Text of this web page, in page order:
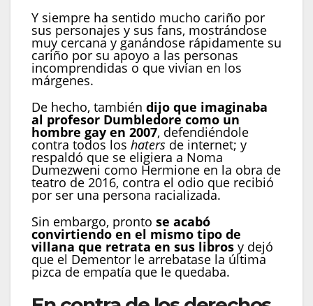
Y siempre ha sentido mucho cariño por
sus personajes y sus fans, mostrándose
muy cercana y ganándose rápidamente su
cariño por su apoyo a las personas
incomprendidas o que vivían en los
márgenes.
De hecho, también dijo que imaginaba
al profesor Dumbledore como un
hombre gay en 2007, defendiéndole
contra todos los haters de internet; y
respaldó que se eligiera a Noma
Dumezweni como Hermione en la obra de
teatro de 2016, contra el odio que recibió
por ser una persona racializada.
Sin embargo, pronto se acabó
convirtiendo en el mismo tipo de
villana que retrata en sus libros y dejó
que el Dementor le arrebatase la última
pizca de empatía que le quedaba.